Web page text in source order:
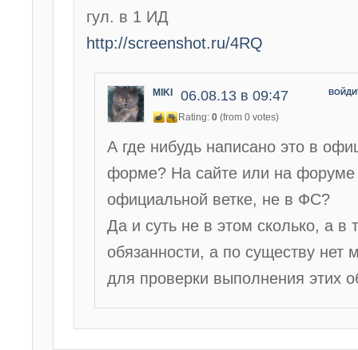
гул. в 1 ИД
http://screenshot.ru/4RQ
MIKI 06.08.13 в 09:47
Rating: 0 (from 0 votes)
А где нибудь написано это в
форме? На сайте или на форуме
официальной ветке, не в ФС?
Да и суть не в этом сколько, а в
обязанности, а по существу нет
для проверки выполнения этих